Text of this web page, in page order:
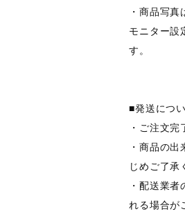
・商品写
モニター設
す。
■発送につ
・ご注文
・商品の
じめご了承
・配送業
れる場合が